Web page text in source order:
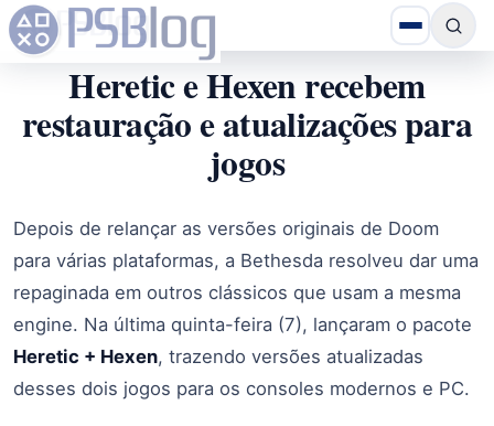
Heretic e Hexen recebem
restauração e atualizações para
jogos
Depois de relançar as versões originais de Doom
para várias plataformas, a Bethesda resolveu dar uma
repaginada em outros clássicos que usam a mesma
engine. Na última quinta-feira (7), lançaram o pacote
Heretic + Hexen, trazendo versões atualizadas
desses dois jogos para os consoles modernos e PC.